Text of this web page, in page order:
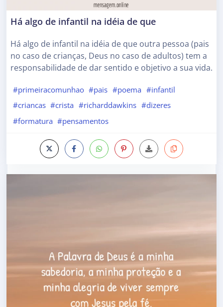
Há algo de infantil na idéia de que
Há algo de infantil na idéia de que outra pessoa (pais
no caso de crianças, Deus no caso de adultos) tem a
responsabilidade de dar sentido e objetivo a sua vida.
#primeiracomunhao #pais #poema #infantil
#criancas #crista #richarddawkins #dizeres
#formatura #pensamentos